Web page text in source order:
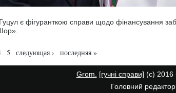
є фігуранткою справи щодо фінансування
5 следующая › последняя »
Grom. [гучні справи] (с) 2016
Головний